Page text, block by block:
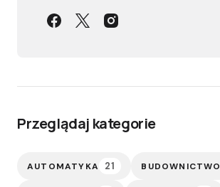
Przeglądaj kategorie
AUTOMATYKA 21 BUDOWNICTWO